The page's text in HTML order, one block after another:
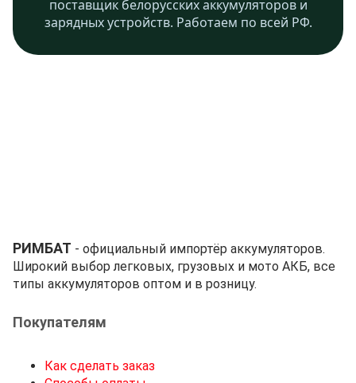
поставщик белорусских аккумуляторов и
зарядных устройств. Работаем по всей РФ.
РИМБАТ - официальный импортёр аккумуляторов.
Широкий выбор легковых, грузовых и мото АКБ, все
типы аккумуляторов оптом и в розницу.
Покупателям
Как сделать заказ